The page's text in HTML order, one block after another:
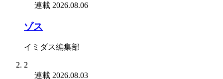
連載 2026.08.06
ゾス
イミダス編集部
2
連載 2026.08.03